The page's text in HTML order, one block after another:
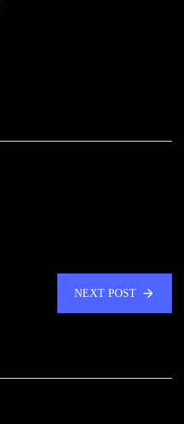
NEXT POST